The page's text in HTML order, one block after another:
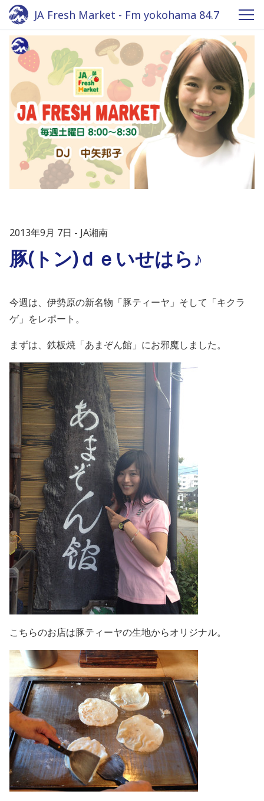
JA Fresh Market - Fm yokohama 84.7
2013年9月 7日 JA湘南
豚(トン)ｄｅいせはら♪
今週は、伊勢原の新名物「豚ティーヤ」そして「キクラ
ゲ」をレポート。
まずは、鉄板焼「あまぞん館」にお邪魔しました。
こちらのお店は豚ティーヤの生地からオリジナル。